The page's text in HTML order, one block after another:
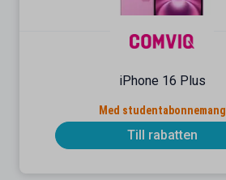
iPhone 16 Plus
Med studentabonnemang
Till rabatten